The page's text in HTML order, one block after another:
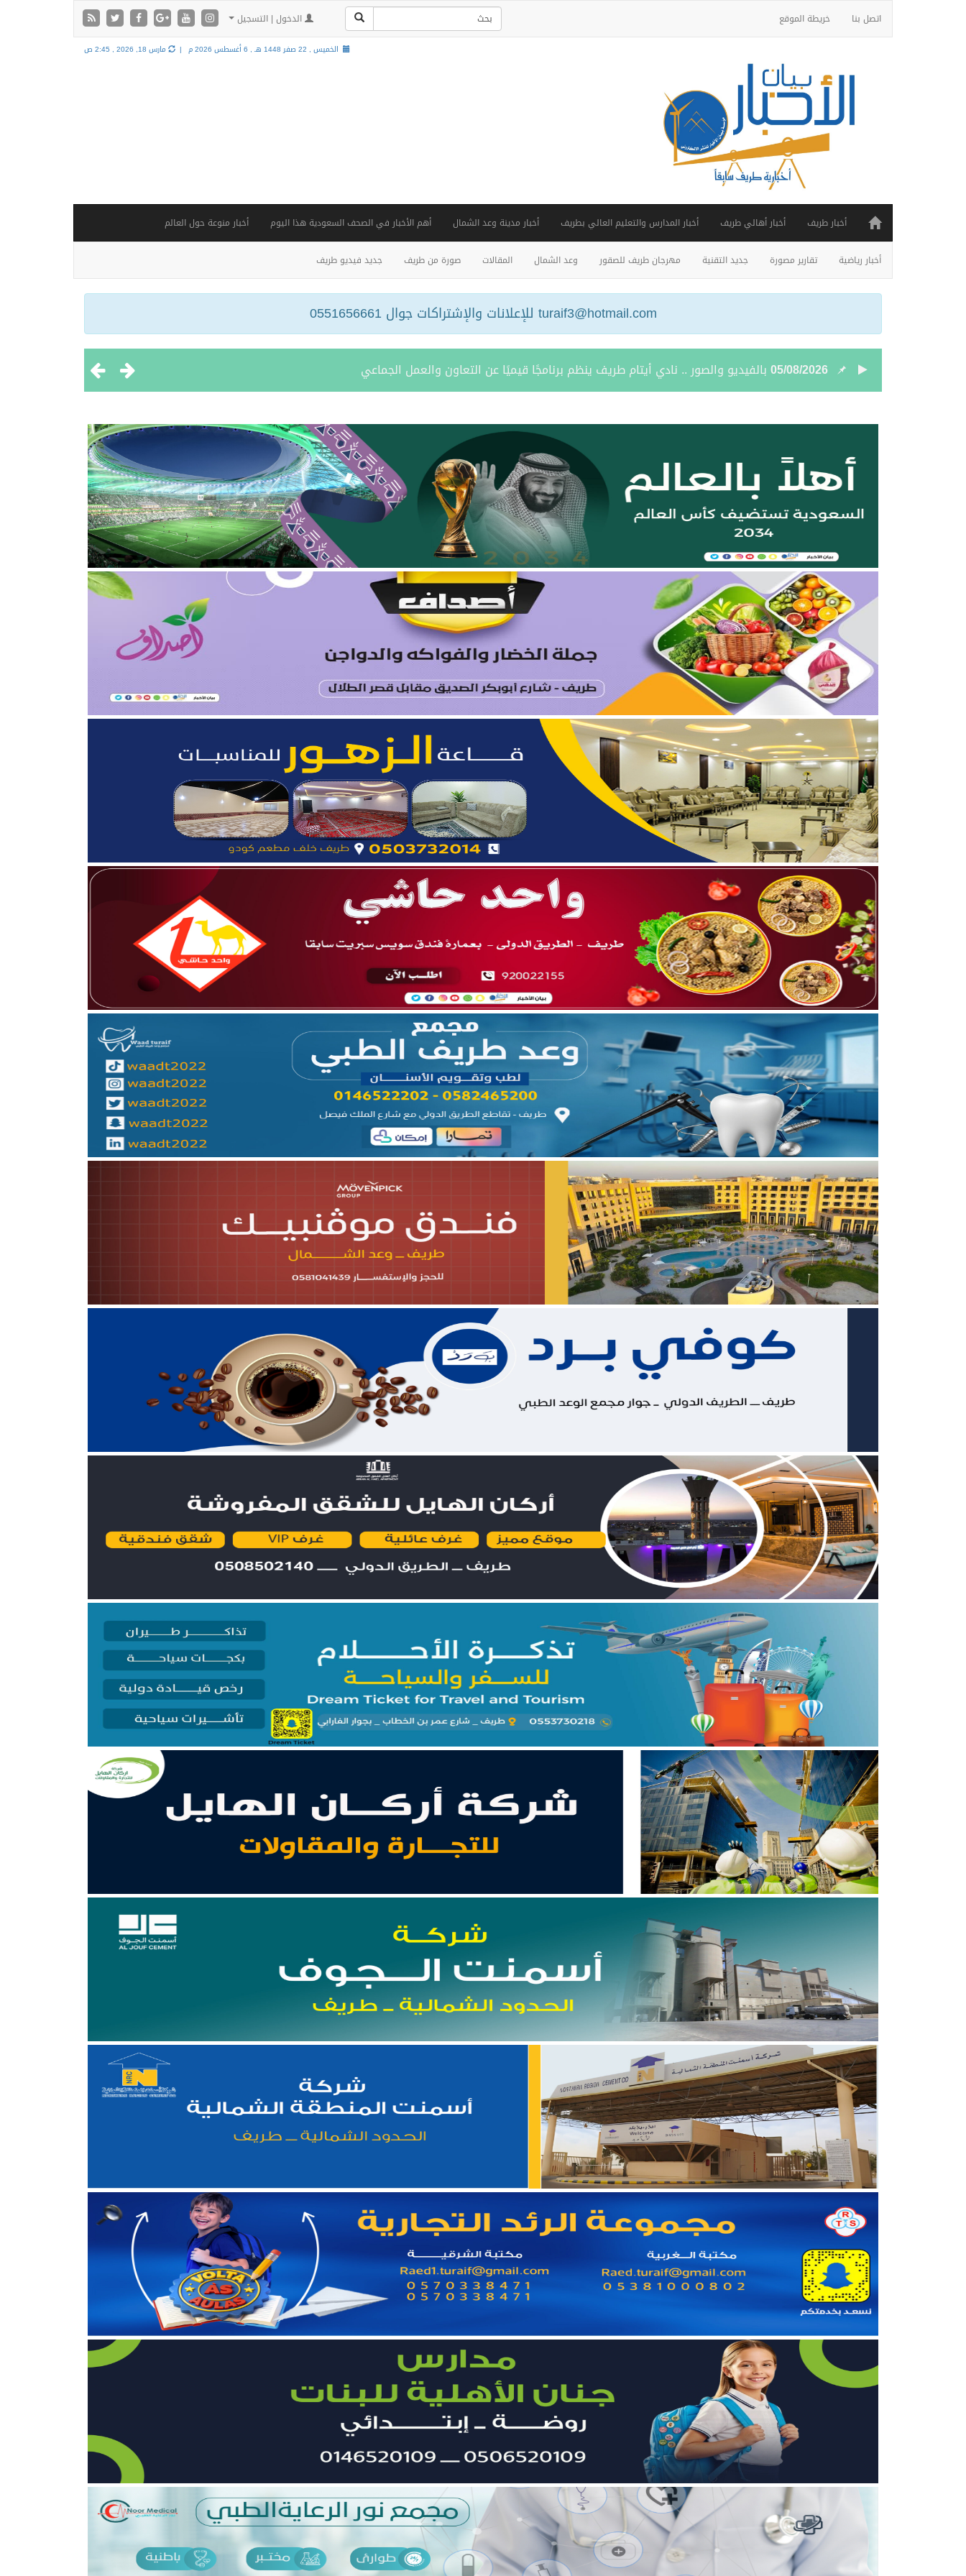
اتصل بنا خريطة الموقع الدخول | التسجيل
الخميس , 22 صفر 1448 هـ , 6 أغسطس 2026 م | مارس 18, 2026 , 2:45 ص
أخبار طريف أخبار أهالي طريف أخبار المدارس والتعليم العالي بطريف أخبار مدينة وعد الشمال أهم الأخبار في الصحف السعودية هذا اليوم أخبار منوعة حول العالم
أخبار رياضية تقارير مصورة جديد التقنية مهرجان طريف للصقور وعد الشمال المقالات صورة من طريف جديد فيديو طريف
turaif3@hotmail.com للإعلانات والإشتراكات جوال 0551656661
05/08/2026 نائب أمير الحدود الشمالية يستقبل مدير فرع وزارة الرياضة وأعضاء نادي المساعدية بمناسبة تحقيق بطولتين إقليميتين
04/08/2026
بالصور.. علي بن زيدان الشمري يحتفل بزواج ابنه “فواز”
بالصور.. محمد بن سعود رقاد الرويلي يحتفل بزواج ابنه “عمر”
04/08/2026تعيين الأستاذ ياسر بن حامد بن مدوح الحازمي عضوًا في مجلس منطقة الحدود الشمالية
04/08/2026
أمر سامٍ بتعيين حميد بن مران الرويلي عضوًا في مجلس منطقة الحدود الشمالية
04/08/2026نائب أمير الحدود الشمالية يطّلع على تقرير فرع صندوق تنمية الموارد البشرية بالمنطقة لعام 2025
04/08/2026برعاية أمير الحدود الشمالية.. نائب أمير المنطقة يدشّن فعاليات “صيفنا شمالي 2026”
03/08/2026جمعية مجيد لتحفيظ القرآن بطريف تعلن إحصائية الأسبوع الرابع من الدورة الصيفية “ربيع القلوب”
05/08/2026بالفيديو والصور .. نادي أيتام طريف ينظم برنامجًا قيميًا عن التعاون والعمل الجماعي